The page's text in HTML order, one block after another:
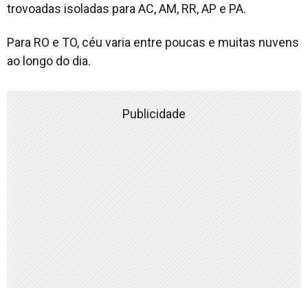
trovoadas isoladas para AC, AM, RR, AP e PA.
Para RO e TO, céu varia entre poucas e muitas nuvens
ao longo do dia.
Publicidade